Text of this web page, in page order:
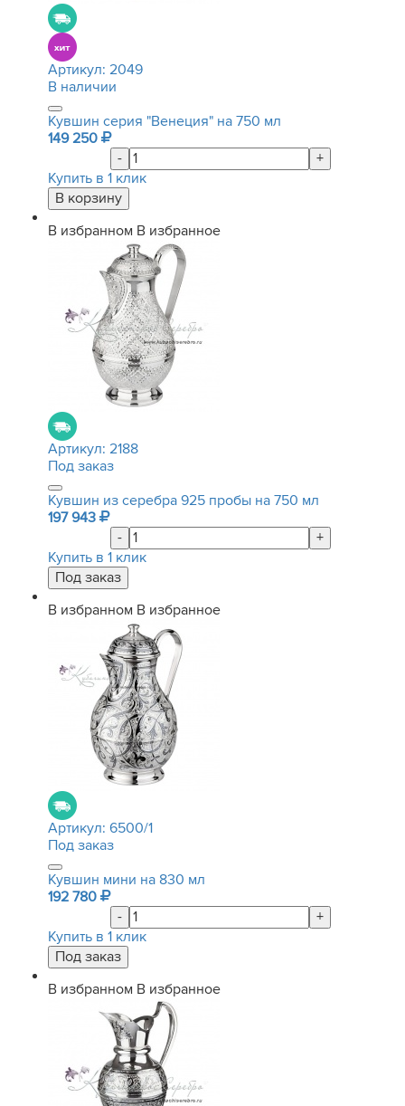
Артикул: 2049
В наличии
Кувшин серия "Венеция" на 750 мл
149 250
-
+
Купить в 1 клик
В избранном В избранное
Артикул: 2188
Под заказ
Кувшин из серебра 925 пробы на 750 мл
197 943
-
+
Купить в 1 клик
В избранном В избранное
Артикул: 6500/1
Под заказ
Кувшин мини на 830 мл
192 780
-
+
Купить в 1 клик
В избранном В избранное